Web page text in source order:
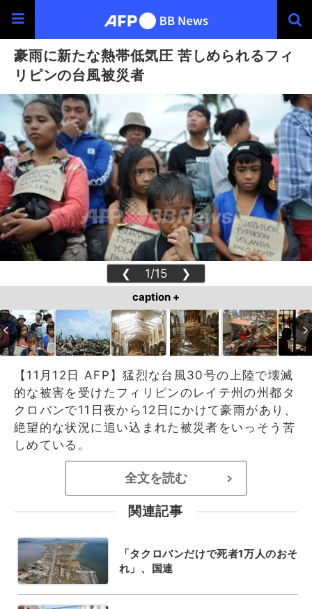
豪雨に新たな熱帯低気圧 苦しめられるフィ
リピンの台風被災者
❮ 1/15 ❯
caption +
【11月12日 AFP】猛烈な台風30号の上陸で壊滅
的な被害を受けたフィリピンのレイテ州の州都タ
クロバンで11日夜から12日にかけて豪雨があり、
絶望的な状況に追い込まれた被災者をいっそう苦
しめている。
全文を読む >
関連記事
「タクロバンだけで死者1万人のおそ
れ」、国連